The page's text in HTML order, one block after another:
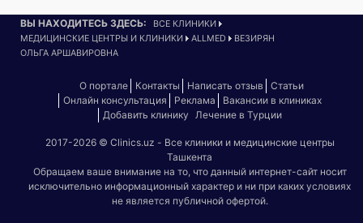
ВЫ НАХОДИТЕСЬ ЗДЕСЬ:
ВСЕ КЛИНИКИ
МЕДИЦИНСКИЕ ЦЕНТРЫ И КЛИНИКИ
ALLMED
ВЕЗИРЯН
ОЛЬГА АРШАВИРОВНА
О портале Контакты Написать отзыв
Статьи
Онлайн консультация
Реклама
Вакансии в клиниках
Добавить клинику
Лечение в Турции
2017-2026 © Clinics.uz - Все клиники и медицинские центры
Ташкента
Обращаем ваше внимание на то, что данный интернет-сайт носит
исключительно информационный характер и ни при каких условиях
не является публичной офертой.